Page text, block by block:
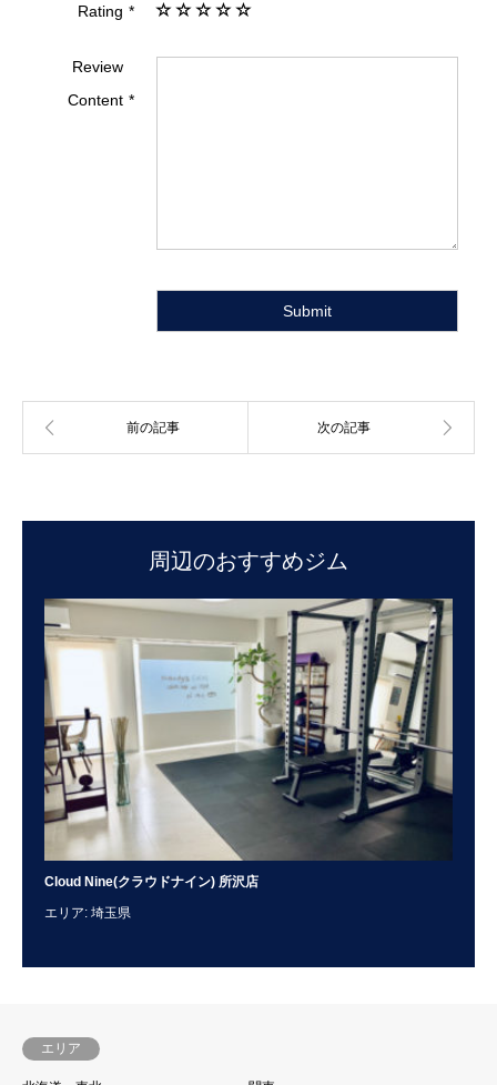
Rating
Review
Content
周辺のおすすめジム
Cloud Nine(クラウドナイン) 所沢店
エリア: 埼玉県
エリア